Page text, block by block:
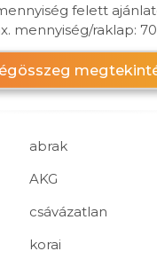
felett
mennyiség/raklap:
abrak
AKG
csávázatlan
korai